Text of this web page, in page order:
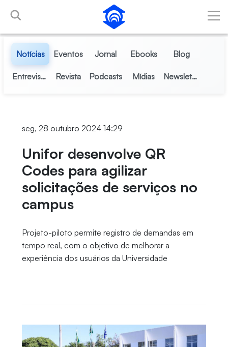
Pular para o Conteúdo principal
Notícias Eventos Jornal Ebooks Blog
Entrevistas Revista Podcasts Mídias Newsletter
seg, 28 outubro 2024 14:29
Unifor desenvolve QR
Codes para agilizar
solicitações de serviços no
campus
Projeto-piloto permite registro de demandas em
tempo real, com o objetivo de melhorar a
experiência dos usuários da Universidade